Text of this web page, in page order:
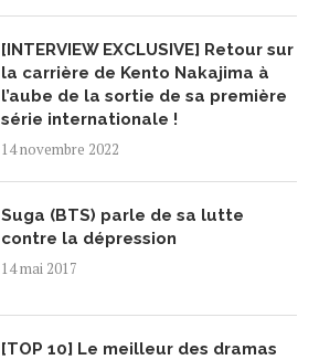
[INTERVIEW EXCLUSIVE] Retour sur
la carrière de Kento Nakajima à
l’aube de la sortie de sa première
série internationale !
14 novembre 2022
Suga (BTS) parle de sa lutte
contre la dépression
14 mai 2017
[TOP 10] Le meilleur des dramas